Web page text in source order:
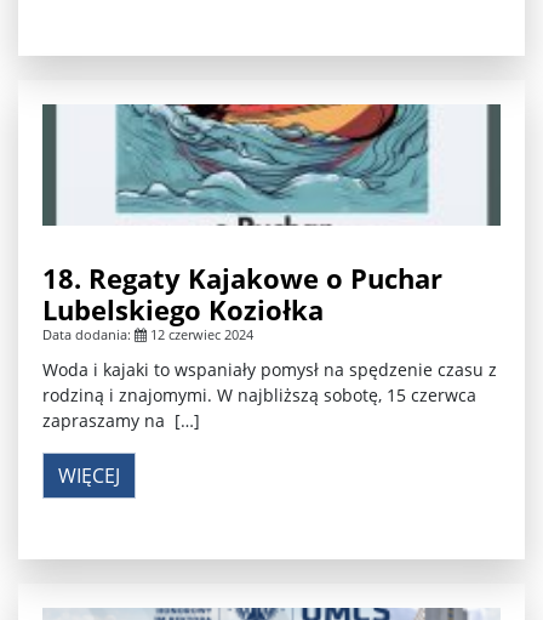
18. Regaty Kajakowe o Puchar
Lubelskiego Koziołka
Data dodania: 12 czerwiec 2024
Woda i kajaki to wspaniały pomysł na spędzenie czasu z
rodziną i znajomymi. W najbliższą sobotę, 15 czerwca
zapraszamy na […]
WIĘCEJ